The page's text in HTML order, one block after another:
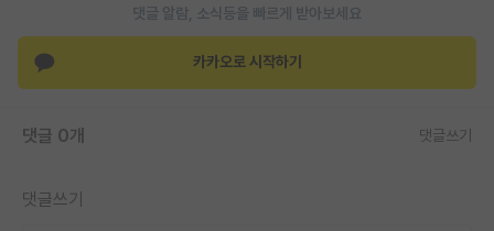
댓글 알람, 소식등을 빠르게 받아보세요
카카오로 시작하기
댓글 0개 댓글쓰기
댓글쓰기